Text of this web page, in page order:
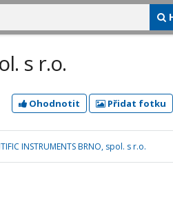
s r.o.
Ohodnotit Přidat fotku
INSTRUMENTS BRNO, spol. s r.o.